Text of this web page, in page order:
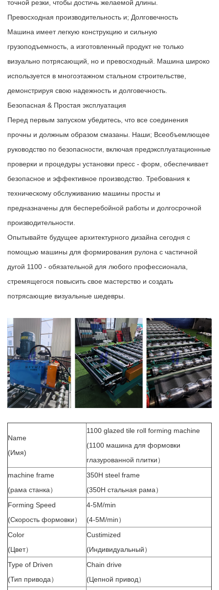
точной резки, чтобы достичь желаемой длины.
Превосходная производительность и; Долговечность
Машина имеет легкую конструкцию и сильную
грузоподъемность, а изготовленный продукт не только
визуально потрясающий, но и превосходный. Машина широко
используется в многоэтажном стальном строительстве,
демонстрируя свою надежность и долговечность.
Безопасная & Простая эксплуатация
Перед первым запуском убедитесь, что все соединения
прочны и должным образом смазаны. Наши; Всеобъемлющее
руководство по безопасности, включая предэксплуатационные
проверки и процедуры установки пресс - форм, обеспечивает
безопасное и эффективное производство. Требования к
техническому обслуживанию машины просты и
предназначены для бесперебойной работы и долгосрочной
производительности.
Опытывайте будущее архитектурного дизайна сегодня с
помощью машины для формирования рулона с частичной
дугой 1100 - обязательной для любого профессионала,
стремящегося повысить свое мастерство и создать
потрясающие визуальные шедевры.
Name
(Имя)
1100 glazed tile roll forming machine
(1100 машина для формовки
глазурованной плитки）
machine frame
(рама станка）
350H steel frame
(350H стальная рама）
Forming Speed
(Скорость формовки）
4-5M/min
(4-5M/min）
Color
(Цвет）
Custimized
(Индивидуальный）
Type of Driven
(Тип привода）
Chain drive
(Цепной привод）